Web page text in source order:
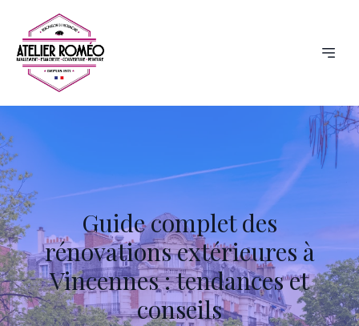
Guide complet des
rénovations extérieures à
Vincennes : tendances et
conseils